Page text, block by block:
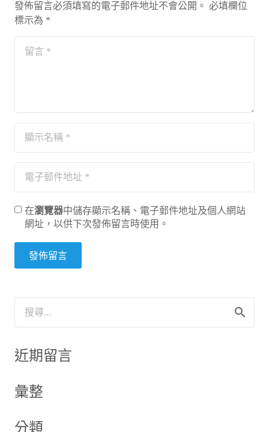
發佈留言必須填寫的電子郵件地址不會公開。 必填欄位
標示為 *
在瀏覽器中儲存顯示名稱、電子郵件地址及個人網站
網址，以供下次發佈留言時使用。
發佈留言
鍵
字:
近期留言
彙整
分類